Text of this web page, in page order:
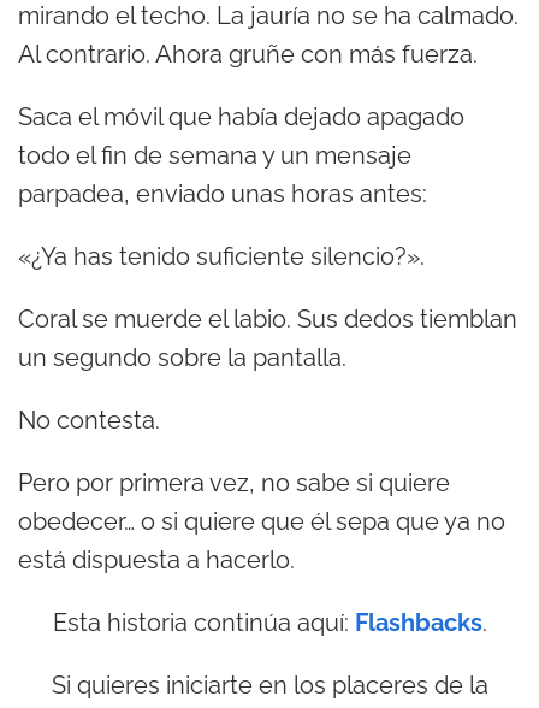
mirando el techo. La jauría no se ha calmado.
Al contrario. Ahora gruñe con más fuerza.
Saca el móvil que había dejado apagado
todo el fin de semana y un mensaje
parpadea, enviado unas horas antes:
«¿Ya has tenido suficiente silencio?».
Coral se muerde el labio. Sus dedos tiemblan
un segundo sobre la pantalla.
No contesta.
Pero por primera vez, no sabe si quiere
obedecer… o si quiere que él sepa que ya no
está dispuesta a hacerlo.
Esta historia continúa aquí: Flashbacks.
Si quieres iniciarte en los placeres de la